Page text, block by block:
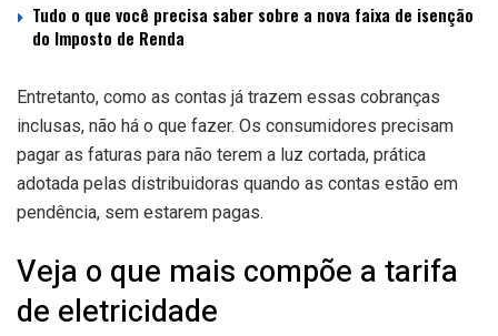
Tudo o que você precisa saber sobre a nova faixa de isenção
do Imposto de Renda
Entretanto, como as contas já trazem essas cobranças
inclusas, não há o que fazer. Os consumidores precisam
pagar as faturas para não terem a luz cortada, prática
adotada pelas distribuidoras quando as contas estão em
pendência, sem estarem pagas.
Veja o que mais compõe a tarifa
de eletricidade